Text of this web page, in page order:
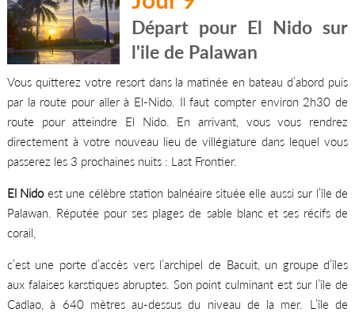
Départ pour El Nido sur
l'ile de Palawan
Vous quitterez votre resort dans la matinée en bateau d’abord puis
par la route pour aller à El-Nido. Il faut compter environ 2h30 de
route pour atteindre El Nido. En arrivant, vous vous rendrez
directement à votre nouveau lieu de villégiature dans lequel vous
passerez les 3 prochaines nuits : Last Frontier.
El Nidoest une célèbre station balnéaire située elle aussi sur l’île de
Palawan. Réputée pour ses plages de sable blanc et ses récifs de
corail,
c’est une porte d’accès vers l’archipel de Bacuit, un groupe d’îles
aux falaises karstiques abruptes. Son point culminant est sur l’île de
Cadlao, à 640 mètres au-dessus du niveau de la mer. L’île de